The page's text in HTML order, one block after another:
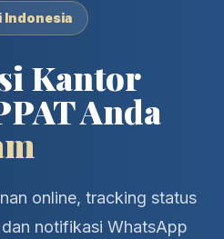
Indonesia
Kantor
Anda
online, tracking status
notifikasi WhatsApp